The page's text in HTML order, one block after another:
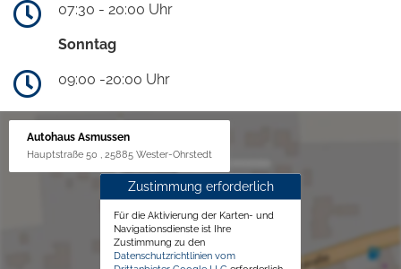
07:30 - 20:00 Uhr
Sonntag
09:00 -20:00 Uhr
Autohaus Asmussen
Hauptstraße 50 , 25885 Wester-Ohrstedt
Zustimmung erforderlich
Für die Aktivierung der Karten- und
Navigationsdienste ist Ihre
Zustimmung zu den
Datenschutzrichtlinien vom